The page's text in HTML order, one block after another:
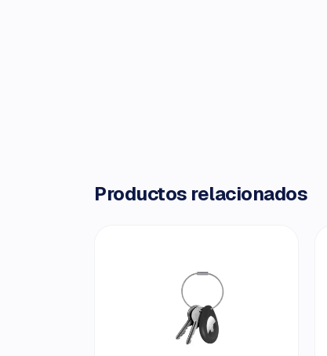
Productos relacionados